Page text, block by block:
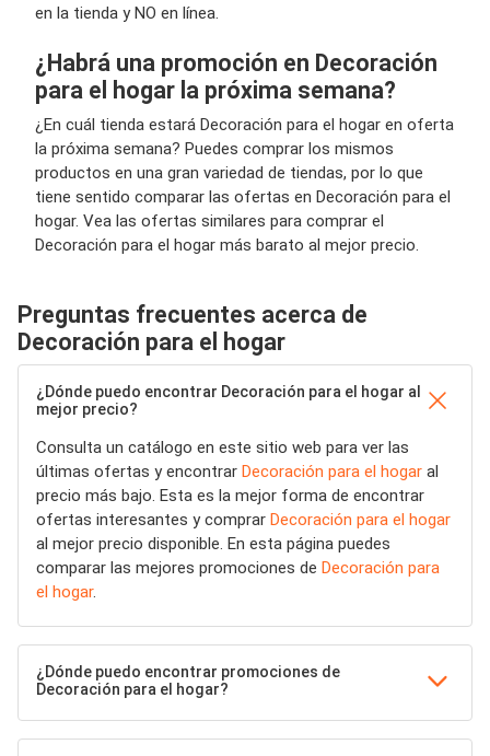
en la tienda y NO en línea.
¿Habrá una promoción en Decoración
para el hogar la próxima semana?
¿En cuál tienda estará Decoración para el hogar en oferta
la próxima semana? Puedes comprar los mismos
productos en una gran variedad de tiendas, por lo que
tiene sentido comparar las ofertas en Decoración para el
hogar. Vea las ofertas similares para comprar el
Decoración para el hogar más barato al mejor precio.
Preguntas frecuentes acerca de
Decoración para el hogar
¿Dónde puedo encontrar Decoración para el hogar al
mejor precio?
Consulta un catálogo en este sitio web para ver las
últimas ofertas y encontrar Decoración para el hogar al
precio más bajo. Esta es la mejor forma de encontrar
ofertas interesantes y comprar Decoración para el hogar
al mejor precio disponible. En esta página puedes
comparar las mejores promociones de Decoración para
el hogar.
¿Dónde puedo encontrar promociones de
Decoración para el hogar?